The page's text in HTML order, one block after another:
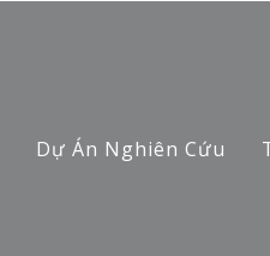
Dự Án Nghiên Cứu